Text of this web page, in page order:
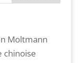
Moltmann
chinoise